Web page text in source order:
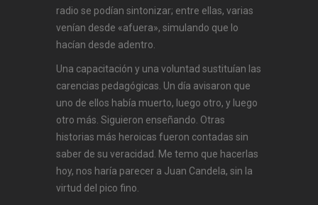
radio se podían sintonizar; entre ellas, varias
venían desde «afuera», simulando que lo
hacían desde adentro.
Una capacitación y una voluntad sustituían las
carencias pedagógicas. Un día avisaron que
uno de ellos había muerto, luego otro, y luego
otro más. Siguieron enseñando. Otras
historias más heroicas fueron contadas sin
saber de su veracidad. Me temo que hacerlas
hoy, nos haría parecer a Juan Candela, sin la
virtud del pico fino.